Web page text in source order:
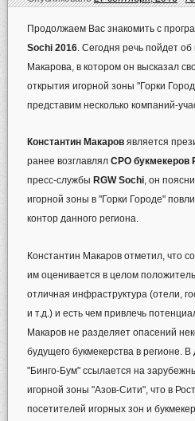
Продолжаем Вас знакомить с
Sochi 2016. Сегодня речь пойдет
Макарова, в котором он высказал
открытия игорной зоны "Горки
представим несколько компаний-
Константин Макаровявляется
ранее возглавлял СРО букмекеров
пресс-службы RGW Sochi, он
игорной зоны в "Горки Городе"
контор данного региона.
Константин Макаров отметил, что
им оценивается в целом
отличная инфраструктура (отели,
и т.д.) и есть чем привлечь
Макаров не разделяет опасений
будущего букмекерства в регионе.
"Бинго-Бум" ссылается на
игорной зоны "Азов-Сити", что в
посетителей игорных зон и